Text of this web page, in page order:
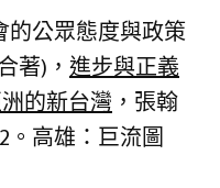
的公眾態度與政策
著)， 進步與正義
的新台灣 ，張翰
。高雄：巨流圖